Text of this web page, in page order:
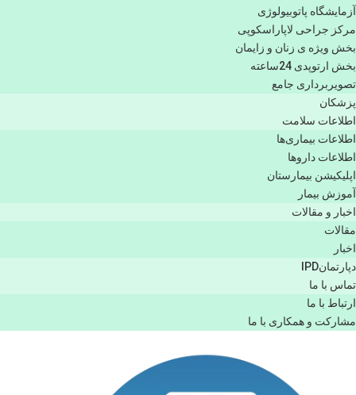
آزمایشگاه پاتوبیولوژی
مرکز جراحی لاپاراسکوپی
بخش ویژه ی زنان و زایمان
بخش ارتوپدی 24ساعته
تصویربرداری جامع
پزشكان
اطلاعات سلامت
اطلاعات بیماری‌ها
اطلاعات دارو‌ها
اپليكيشن بيمارستان
آموزش بیمار
اخبار و مقالات
مقالات
اخبار
دپارتمانIPD
تماس با ما
ارتباط با ما
مشاركت و همكاری با ما